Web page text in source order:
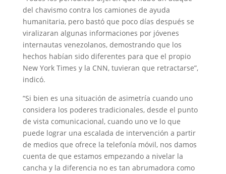
del chavismo contra los camiones de ayuda
humanitaria, pero bastó que poco días después se
viralizaran algunas informaciones por jóvenes
internautas venezolanos, demostrando que los
hechos habían sido diferentes para que el propio
New York Times y la CNN, tuvieran que retractarse”,
indicó.
“Si bien es una situación de asimetría cuando uno
considera los poderes tradicionales, desde el punto
de vista comunicacional, cuando uno ve lo que
puede lograr una escalada de intervención a partir
de medios que ofrece la telefonía móvil, nos damos
cuenta de que estamos empezando a nivelar la
cancha y la diferencia no es tan abrumadora como